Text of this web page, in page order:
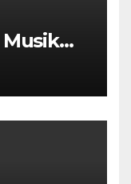
Musik
Arena